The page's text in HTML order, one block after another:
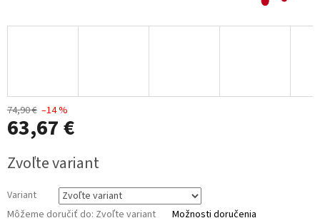
74,90 € –14 %
63,67 €
cena:
Zvoľte variant
Variant
Môžeme doručiť do: Zvoľte variant Možnosti doručenia